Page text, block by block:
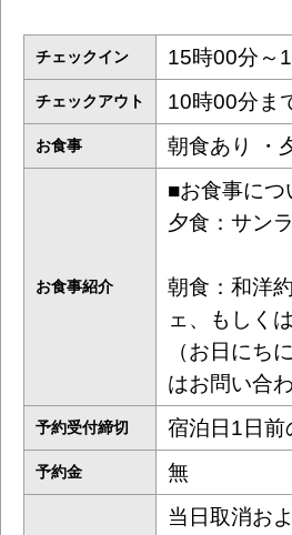
チェックイン 15時00分～
チェックアウト 10時00分ま
お食事 朝食あり ・
お食事紹介
■お食事につ
夕食：サン
朝食：和洋
ェ、もしく
（お日にち
はお問い合
予約受付締切 宿泊日1日
予約金 無
当日取消お